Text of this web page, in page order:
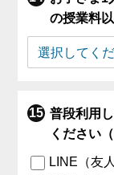
の授業料
普段利用
ください
LINE（友